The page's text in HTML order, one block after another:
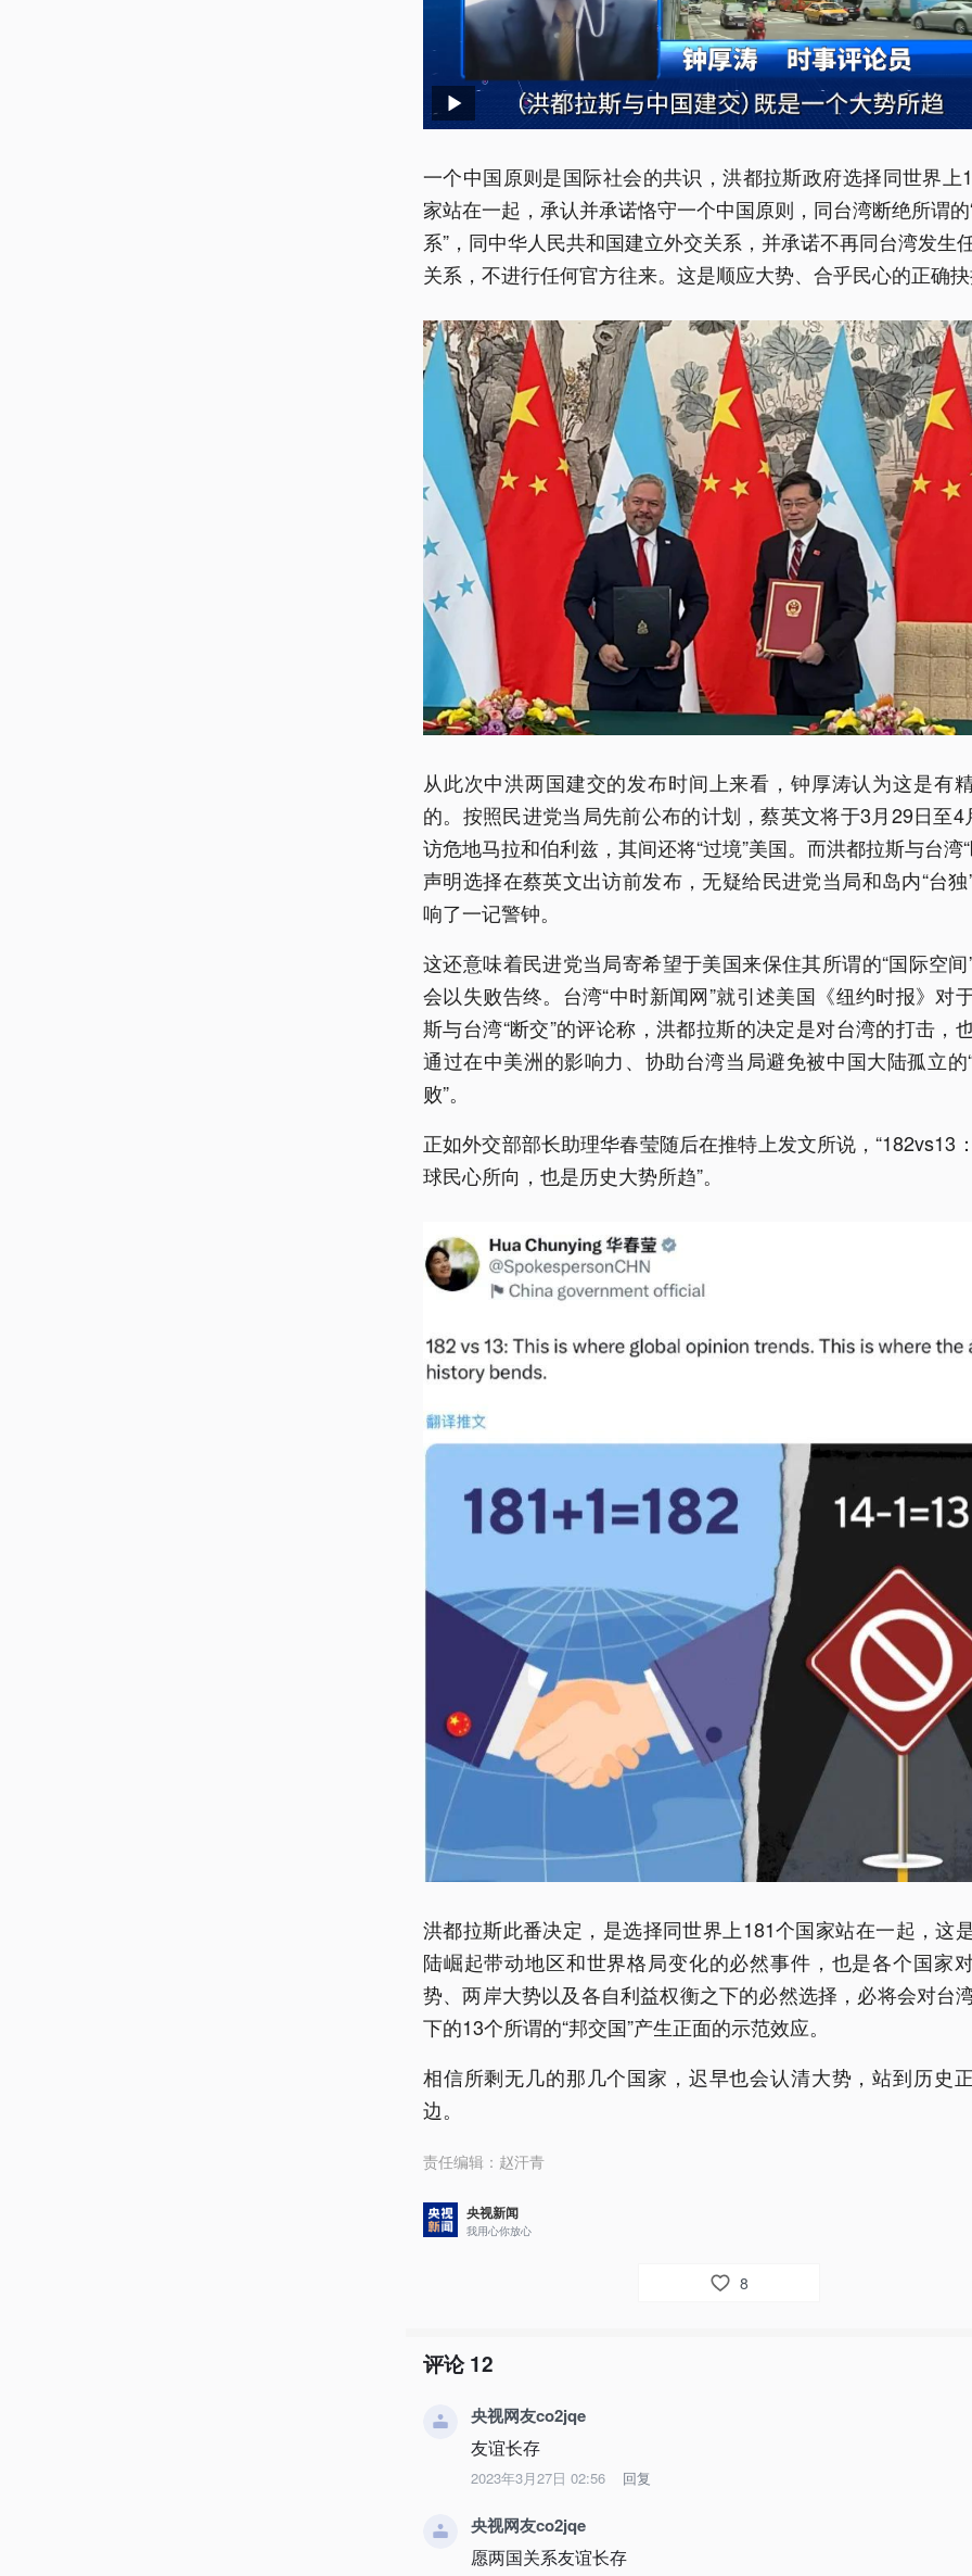
一个中国原则是国际社会的共识，洪都拉斯政府选择同世界上
家站在一起，承认并承诺恪守一个中国原则，同台湾断绝所谓
系”，同中华人民共和国建立外交关系，并承诺不再同台湾发生
关系，不进行任何官方往来。这是顺应大势、合乎民心的正确
从此次中洪两国建交的发布时间上来看，钟厚涛认为这是有
的。按照民进党当局先前公布的计划，蔡英文将于3月29日至4
访危地马拉和伯利兹，其间还将“过境”美国。而洪都拉斯与台湾
声明选择在蔡英文出访前发布，无疑给民进党当局和岛内“台独
响了一记警钟。
这还意味着民进党当局寄希望于美国来保住其所谓的“国际空间
会以失败告终。台湾“中时新闻网”就引述美国《纽约时报》对
斯与台湾“断交”的评论称，洪都拉斯的决定是对台湾的打击，
通过在中美洲的影响力、协助台湾当局避免被中国大陆孤立的
败”。
正如外交部部长助理华春莹随后在推特上发文所说，“182vs13
球民心所向，也是历史大势所趋”。
洪都拉斯此番决定，是选择同世界上181个国家站在一起，这
陆崛起带动地区和世界格局变化的必然事件，也是各个国家
势、两岸大势以及各自利益权衡之下的必然选择，必将会对台
下的13个所谓的“邦交国”产生正面的示范效应。
相信所剩无几的那几个国家，迟早也会认清大势，站到历史
边。
责任编辑： 赵汗青
央视新闻
我用心你放心
8
评论12
央视网友co2jqe
友谊长存
2023年3月27日 02:56 回复
央视网友co2jqe
愿两国关系友谊长存